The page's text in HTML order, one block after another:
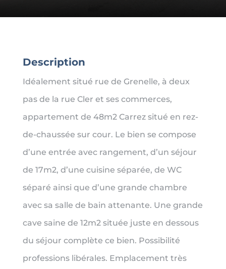
Description
Idéalement situé rue de Grenelle, à deux
pas de la rue Cler et ses commerces,
appartement de 48m2 Carrez situé en rez-
de-chaussée sur cour. Le bien se compose
d’une entrée avec rangement, d’un séjour
de 17m2, d’une cuisine séparée, de WC
séparé ainsi que d’une grande chambre
avec sa salle de bain attenante. Une grande
cave saine de 12m2 située juste en dessous
du séjour complète ce bien. Possibilité
professions libérales. Emplacement très